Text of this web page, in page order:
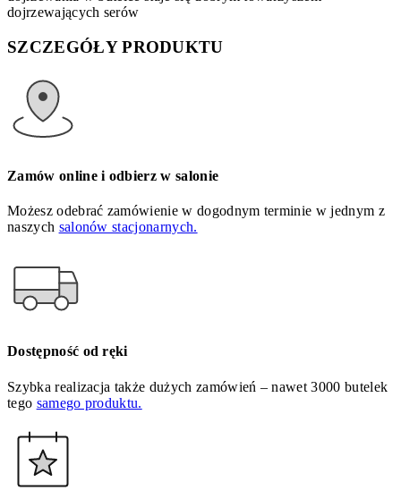
dojrzewających serów
SZCZEGÓŁY PRODUKTU
Zamów online i odbierz w salonie
Możesz odebrać zamówienie w dogodnym terminie w jednym z
naszych salonów stacjonarnych.
Dostępność od ręki
Szybka realizacja także dużych zamówień – nawet 3000 butelek
tego samego produktu.